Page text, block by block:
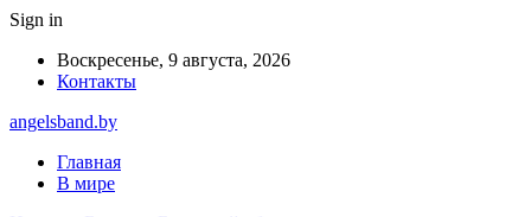
Sign in
Воскресенье, 9 августа, 2026
Контакты
angelsband.by
Главная
В мире